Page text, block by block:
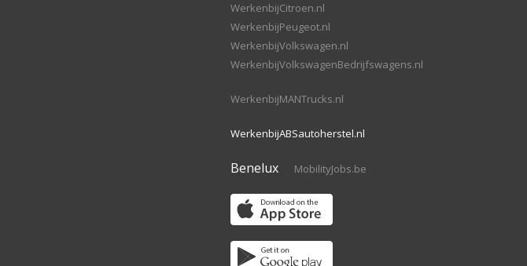
WerkenbijCitroen.nl
WerkenbijPeugeot.nl
WerkenbijVolkswagen.nl
WerkenbijVolkswagenBedrijfswagens.nl
WerkenbijMANTrucks.nl
WerkenbijABSautoherstel.nl
Benelux MobilityJobs.be